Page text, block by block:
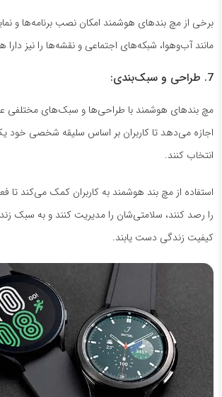
برخی از مچ بند‌های هوشمند امکان نصب برنامه‌ها و
مانند آب‌و‌هوا، شبکه‌های اجتماعی و نقشه‌ها را نیز دارا
7. طراحی و سبک‌بندی:
مچ بند‌های هوشمند با طراحی‌ها و سبک‌های مختلفی
اجازه می‌دهد تا کاربران بر اساس سلیقه شخصی خود
انتخاب کنند.
استفاده از مچ بند هوشمند به کاربران کمک می‌کند تا
را رصد کنند، سلامتی‌شان را مدیریت کنند و به سبک
کیفیت زندگی دست یابند.